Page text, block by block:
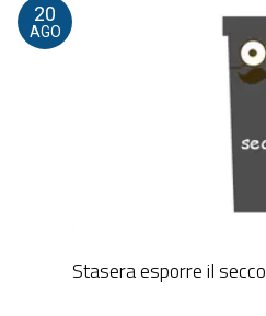
20
AGO
Stasera esporre il